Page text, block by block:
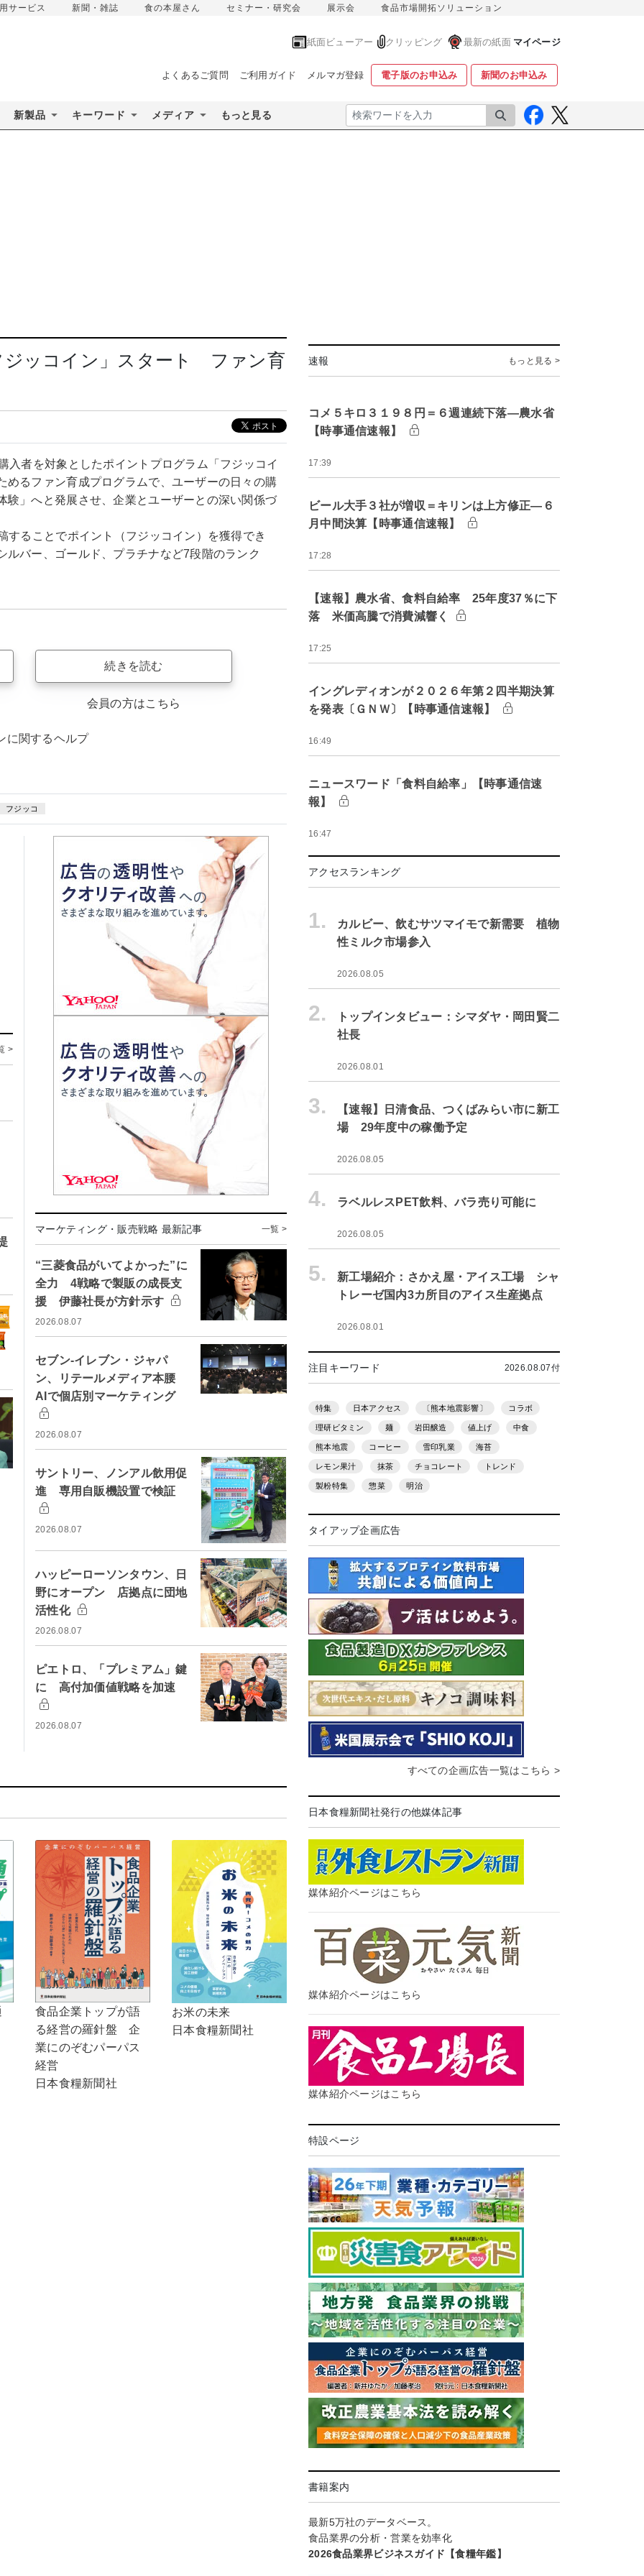
サービス 新聞・雑誌 食の本屋さん セミナー・研究会 展示会 食品市場開拓ソリューション
紙面ビューアー クリッピング 最新の紙面 マイページ
よくあるご質問 ご利用ガイド メルマガ登録 電子版のお申込み 新聞のお申込み
新製品 キーワード メディア もっと見る 検索
ジッコイン」スタート ファン育
入者を対象としたポイントプログラム「フジッコイ
るファン育成プログラムで、ユーザーの日々の購
」へと発展させ、企業とユーザーとの深い関係づ
ることでポイント（フジッコイン）を獲得でき
バー、ゴールド、プラチナなど7段階のランク
続きを読む
会員の方はこちら
に関するヘルプ
フジッコ
>
マーケティング・販売戦略 最新記事 一覧 >
“三菱食品がいてよかった”に
全力 4戦略で製販の成長支
援 伊藤社長が方針示す
2026.08.07
セブン-イレブン・ジャパ
ン、リテールメディア本腰
AIで個店別マーケティング
2026.08.07
サントリー、ノンアル飲用促
進 専用自販機設置で検証
2026.08.07
ハッピーローソンタウン、日
野にオープン 店拠点に団地
活性化
2026.08.07
ピエトロ、「プレミアム」鍵
に 高付加価値戦略を加速
2026.08.07
食品企業トップが語
る経営の羅針盤 企
業にのぞむパーパス
経営
日本食糧新聞社
お米の未来
日本食糧新聞社
速報 もっと見る >
コメ５キロ３１９８円＝６週連続下落―農水省
【時事通信速報】
17:39
ビール大手３社が増収＝キリンは上方修正―６
月中間決算【時事通信速報】
17:28
【速報】農水省、食料自給率 25年度37％に下
落 米価高騰で消費減響く
17:25
イングレディオンが２０２６年第２四半期決算
を発表〔ＧＮＷ〕【時事通信速報】
16:49
ニュースワード「食料自給率」【時事通信速
報】
16:47
アクセスランキング
1.
カルビー、飲むサツマイモで新需要 植物
性ミルク市場参入
2026.08.05
2.
トップインタビュー：シマダヤ・岡田賢二
社長
2026.08.01
3.
【速報】日清食品、つくばみらい市に新工
場 29年度中の稼働予定
2026.08.05
4. ラベルレスPET飲料、バラ売り可能に
2026.08.05
5.
新工場紹介：さかえ屋・アイス工場 シャ
トレーゼ国内3カ所目のアイス生産拠点
2026.08.01
注目キーワード 2026.08.07付
特集 日本アクセス 〔熊本地震影響〕 コラボ
理研ビタミン 麺 岩田醸造 値上げ 中食
熊本地震 コーヒー 雪印乳業 海苔
レモン果汁 抹茶 チョコレート トレンド
製粉特集 惣菜 明治
タイアップ企画広告
すべての企画広告一覧はこちら >
日本食糧新聞社発行の他媒体記事
媒体紹介ページはこちら
媒体紹介ページはこちら
媒体紹介ページはこちら
特設ページ
書籍案内
最新5万社のデータベース。
食品業界の分析・営業を効率化
2026食品業界ビジネスガイド【食糧年鑑】